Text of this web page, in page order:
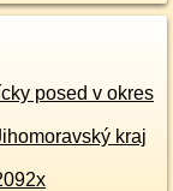
posed v okres
kraj